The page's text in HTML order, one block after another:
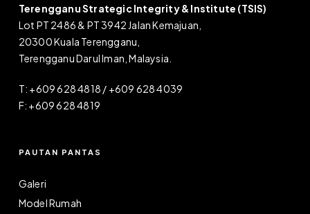
Terengganu Strategic Integrity & Institute (TSIS)
Lot PT 2486 & PT 3942 Jalan Kemajuan,
20300 Kuala Terengganu,
Terengganu Darul Iman, Malaysia.
T: +609 628 4818 / +609 628 4039
F: +609 628 4819
PAUTAN PANTAS
Galeri
Model Rumah